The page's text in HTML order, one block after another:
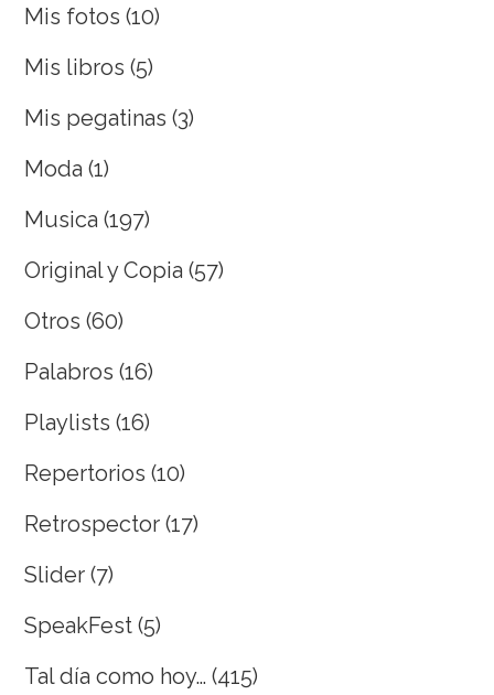
Mis fotos (10)
Mis libros (5)
Mis pegatinas (3)
Moda (1)
Musica (197)
Original y Copia (57)
Otros (60)
Palabros (16)
Playlists (16)
Repertorios (10)
Retrospector (17)
Slider (7)
SpeakFest (5)
Tal día como hoy… (415)